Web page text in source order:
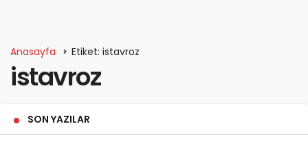
Anasayfa Etiket: istavroz
istavroz
SON YAZILAR